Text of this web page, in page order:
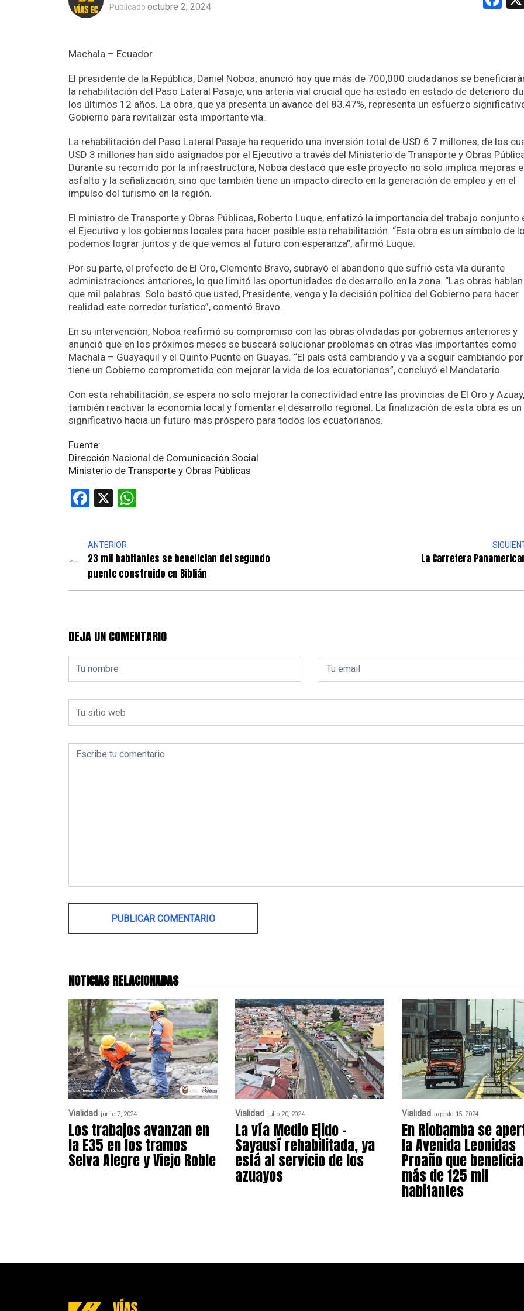
Publicado octubre 2, 2024
Machala – Ecuador
El presidente de la República, Daniel Noboa, anunció hoy que más de 700,000 ciudadanos se
la rehabilitación del Paso Lateral Pasaje, una arteria vial crucial que ha estado en estado de deterioro
los últimos 12 años. La obra, que ya presenta un avance del 83.47%, representa un esfuerzo
Gobierno para revitalizar esta importante vía.
La rehabilitación del Paso Lateral Pasaje ha requerido una inversión total de USD 6.7 millones, de los
USD 3 millones han sido asignados por el Ejecutivo a través del Ministerio de Transporte y Obras
Durante su recorrido por la infraestructura, Noboa destacó que este proyecto no solo implica mejoras
asfalto y la señalización, sino que también tiene un impacto directo en la generación de empleo y en el
impulso del turismo en la región.
El ministro de Transporte y Obras Públicas, Roberto Luque, enfatizó la importancia del trabajo conjunto
el Ejecutivo y los gobiernos locales para hacer posible esta rehabilitación. “Esta obra es un símbolo de
podemos lograr juntos y de que vemos al futuro con esperanza”, afirmó Luque.
Por su parte, el prefecto de El Oro, Clemente Bravo, subrayó el abandono que sufrió esta vía durante
administraciones anteriores, lo que limitó las oportunidades de desarrollo en la zona. “Las obras
que mil palabras. Solo bastó que usted, Presidente, venga y la decisión política del Gobierno para hacer
realidad este corredor turístico”, comentó Bravo.
En su intervención, Noboa reafirmó su compromiso con las obras olvidadas por gobiernos anteriores y
anunció que en los próximos meses se buscará solucionar problemas en otras vías importantes como
Machala – Guayaquil y el Quinto Puente en Guayas. “El país está cambiando y va a seguir cambiando
tiene un Gobierno comprometido con mejorar la vida de los ecuatorianos”, concluyó el Mandatario.
Con esta rehabilitación, se espera no solo mejorar la conectividad entre las provincias de El Oro y
también reactivar la economía local y fomentar el desarrollo regional. La finalización de esta obra es un
significativo hacia un futuro más próspero para todos los ecuatorianos.
Fuente:
Dirección Nacional de Comunicación Social
Ministerio de Transporte y Obras Públicas
Facebook
X
ANTERIOR
23 mil habitantes se benefician del segundo
puente construido en Biblián
La Carretera
DEJA UN COMENTARIO
NOTICIAS RELACIONADAS
Vialidad junio 7, 2024
Los trabajos avanzan en
la E35 en los tramos
Selva Alegre y Viejo Roble
Vialidad julio 20, 2024
La vía Medio Ejido –
Sayausí rehabilitada, ya
está al servicio de los
azuayos
Vialidad agosto 15, 2024
En Riobamba se
la Avenida Leonidas
Proaño que
más de 125 mil
habitantes